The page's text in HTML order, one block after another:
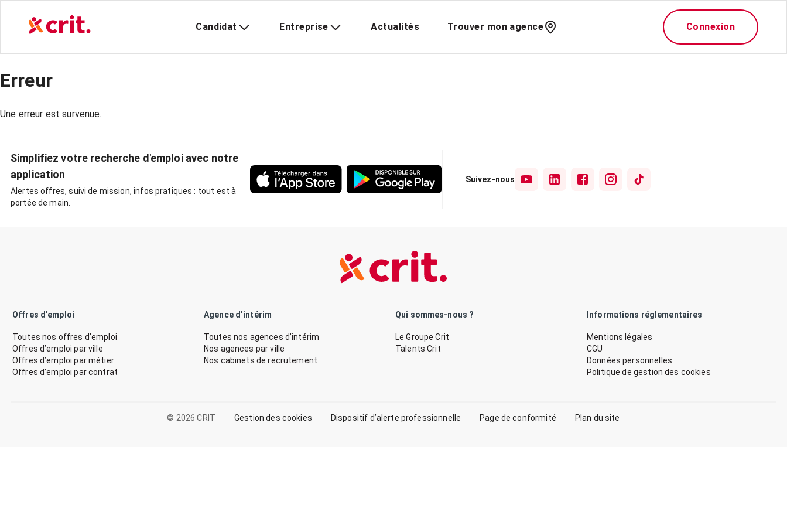
Candidat Entreprise Actualités Trouver mon agence Connexion
Erreur
Une erreur est survenue.
Simplifiez votre recherche d'emploi avec notre
application
Alertes offres, suivi de mission, infos pratiques : tout est à
portée de main.
Suivez-nous
Offres d’emploi
Toutes nos offres d’emploi
Offres d’emploi par ville
Offres d’emploi par métier
Offres d’emploi par contrat
Agence d’intérim
Toutes nos agences d’intérim
Nos agences par ville
Nos cabinets de recrutement
Qui sommes-nous ?
Le Groupe Crit
Talents Crit
Informations réglementaires
Mentions légales
CGU
Données personnelles
Politique de gestion des cookies
© 2026 CRIT Gestion des cookies Dispositif d’alerte professionnelle Page de conformité Plan du site